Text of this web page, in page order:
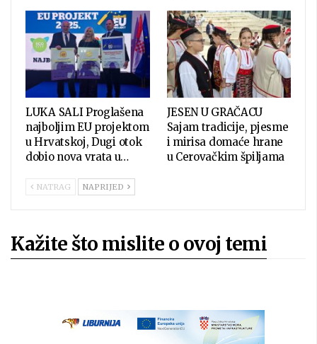
LUKA SALI Proglašena
najboljim EU projektom
u Hrvatskoj, Dugi otok
dobio nova vrata u…
JESEN U GRAČACU
Sajam tradicije, pjesme
i mirisa domaće hrane
u Cerovačkim špiljama
NATRAG NAPRIJED
Kažite što mislite o ovoj temi